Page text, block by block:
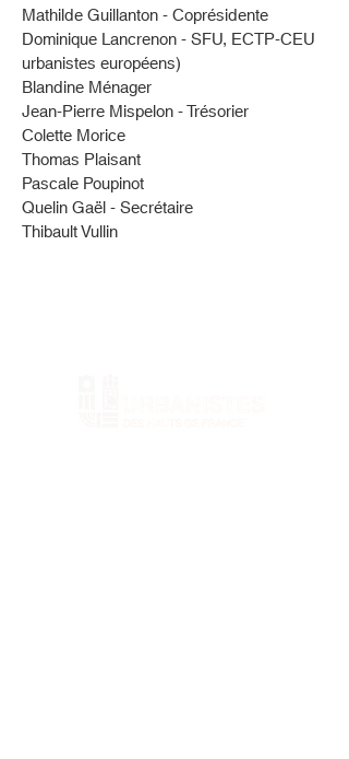
Mathilde Guillanton - Coprésidente
Dominique Lancrenon - SFU, ECTP-CEU
urbanistes européens)
Blandine Ménager
Jean-Pierre Mispelon - Trésorier
Colette Morice
Thomas Plaisant
Pascale Poupinot
Quelin Gaël - Secrétaire
Thibault Vullin